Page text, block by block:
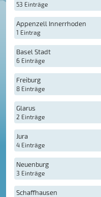
53 Einträge
Appenzell Innerrhoden
1 Eintrag
Basel Stadt
6 Einträge
Freiburg
8 Einträge
Glarus
2 Einträge
Jura
4 Einträge
Neuenburg
3 Einträge
Schaffhausen